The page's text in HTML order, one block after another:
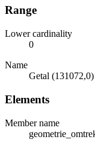
Range
Lower cardinality
0
Name
Getal (131072,0)
Elements
Member name